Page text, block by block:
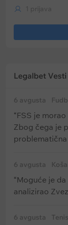
1 prijava
Legalbet Vesti
6 avgusta
“FSS je
Zbog čega je
problematična
6 avgusta
“Moguće je
analizirao
6 avgusta Tenis